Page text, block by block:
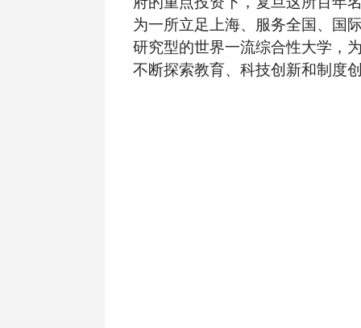
为一所立足上海、服务全国、国
研究型的世界一流综合性大学，
不断探索教育、科技创新和制度